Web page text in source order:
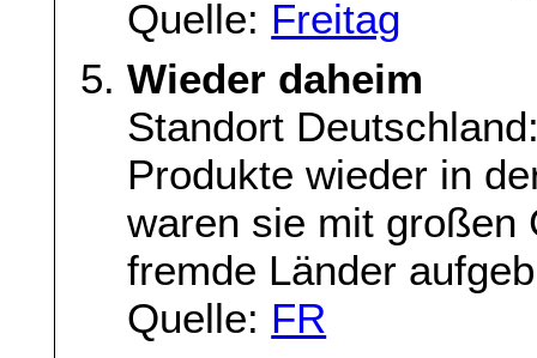
Quelle: Freitag
Wieder daheim
Standort
Produkte wieder in
waren sie mit großen
fremde Länder
Quelle: FR